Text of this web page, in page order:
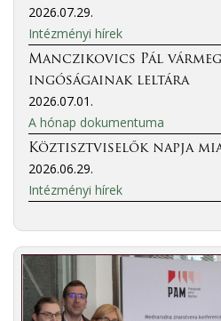
2026.07.29.
Intézményi hírek
Manczikovics Pál
ingóságainak leltára
2026.07.01.
A hónap dokumentuma
Köztisztviselők napja
2026.06.29.
Intézményi hírek